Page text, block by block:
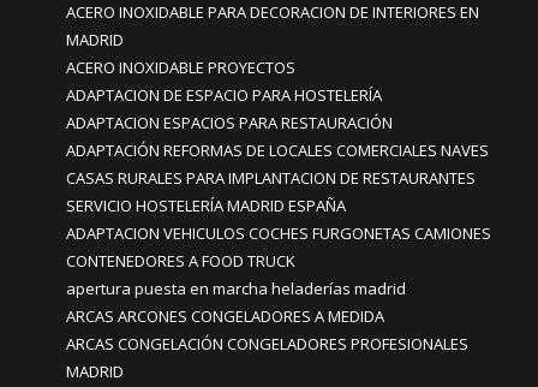
ACERO INOXIDABLE PARA DECORACION DE INTERIORES EN
MADRID
ACERO INOXIDABLE PROYECTOS
ADAPTACION DE ESPACIO PARA HOSTELERÍA
ADAPTACION ESPACIOS PARA RESTAURACIÓN
ADAPTACIÓN REFORMAS DE LOCALES COMERCIALES NAVES
CASAS RURALES PARA IMPLANTACION DE RESTAURANTES
SERVICIO HOSTELERÍA MADRID ESPAÑA
ADAPTACION VEHICULOS COCHES FURGONETAS CAMIONES
CONTENEDORES A FOOD TRUCK
apertura puesta en marcha heladerías madrid
ARCAS ARCONES CONGELADORES A MEDIDA
ARCAS CONGELACIÓN CONGELADORES PROFESIONALES
MADRID